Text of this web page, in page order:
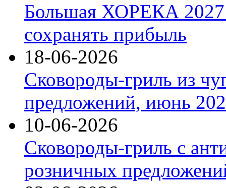
Большая ХОРЕКА 2027:
сохранять прибыль
18-06-2026
Сковороды-гриль из
предложений, июнь
10-06-2026
Сковороды-гриль с
розничных